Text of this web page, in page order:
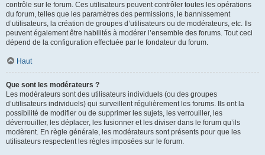
contrôle sur le forum. Ces utilisateurs peuvent contrôler toutes les opérations
du forum, telles que les paramètres des permissions, le bannissement
d’utilisateurs, la création de groupes d’utilisateurs ou de modérateurs, etc. Ils
peuvent également être habilités à modérer l’ensemble des forums. Tout ceci
dépend de la configuration effectuée par le fondateur du forum.
Haut
Que sont les modérateurs ?
Les modérateurs sont des utilisateurs individuels (ou des groupes
d’utilisateurs individuels) qui surveillent régulièrement les forums. Ils ont la
possibilité de modifier ou de supprimer les sujets, les verrouiller, les
déverrouiller, les déplacer, les fusionner et les diviser dans le forum qu’ils
modèrent. En règle générale, les modérateurs sont présents pour que les
utilisateurs respectent les règles imposées sur le forum.